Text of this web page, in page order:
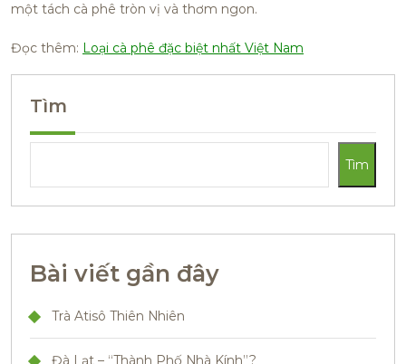
một tách cà phê tròn vị và thơm ngon.
Đọc thêm: Loại cà phê đặc biệt nhất Việt Nam
Tìm
Tìm
Bài viết gần đây
Trà Atisô Thiên Nhiên
Đà Lạt – “Thành Phố Nhà Kính”?